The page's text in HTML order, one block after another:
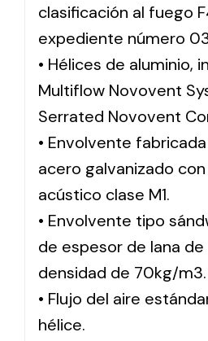
clasificación al fuego
expediente número
• Hélices de aluminio,
Multiflow Novovent
Serrated Novovent
• Envolvente
acero galvanizado
acústico clase M1.
• Envolvente tipo
de espesor de lana
densidad de 70kg/m3.
• Flujo del aire
hélice.